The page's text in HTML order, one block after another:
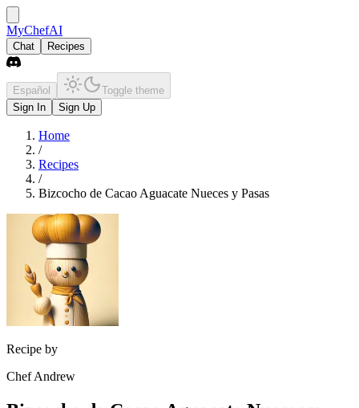
MyChefAI
Chat Recipes
Español
Toggle theme
Sign In
Sign Up
Home
/
Recipes
/
Bizcocho de Cacao Aguacate Nueces y Pasas
Recipe by
Chef Andrew